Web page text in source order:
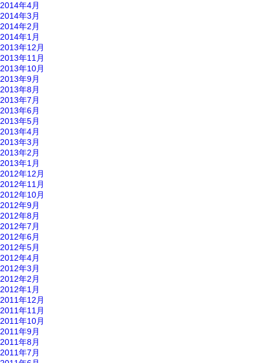
2014年4月
2014年3月
2014年2月
2014年1月
2013年12月
2013年11月
2013年10月
2013年9月
2013年8月
2013年7月
2013年6月
2013年5月
2013年4月
2013年3月
2013年2月
2013年1月
2012年12月
2012年11月
2012年10月
2012年9月
2012年8月
2012年7月
2012年6月
2012年5月
2012年4月
2012年3月
2012年2月
2012年1月
2011年12月
2011年11月
2011年10月
2011年9月
2011年8月
2011年7月